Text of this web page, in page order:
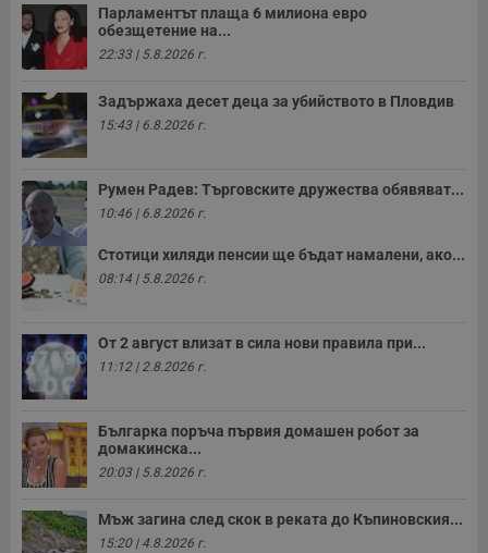
Парламентът плаща 6 милиона евро
обезщетение на...
22:33 | 5.8.2026 г.
Задържаха десет деца за убийството в Пловдив
15:43 | 6.8.2026 г.
Румен Радев: Търговските дружества обявяват...
10:46 | 6.8.2026 г.
Стотици хиляди пенсии ще бъдат намалени, ако...
08:14 | 5.8.2026 г.
От 2 август влизат в сила нови правила при...
11:12 | 2.8.2026 г.
Българка поръча първия домашен робот за
домакинска...
20:03 | 5.8.2026 г.
Мъж загина след скок в реката до Къпиновския...
15:20 | 4.8.2026 г.